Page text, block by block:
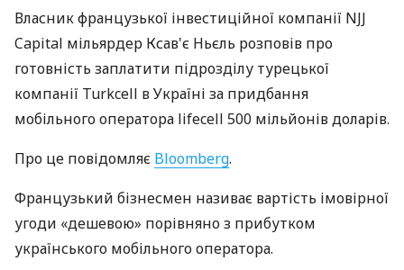
Власник французької інвестиційної компанії NJJ
Capital мільярдер Ксав'є Ньєль розповів про
готовність заплатити підрозділу турецької
компанії Turkcell в Україні за придбання
мобільного оператора lifecell 500 мільйонів доларів.
Про це повідомляє Bloomberg.
Французький бізнесмен називає вартість імовірної
угоди «дешевою» порівняно з прибутком
українського мобільного оператора.